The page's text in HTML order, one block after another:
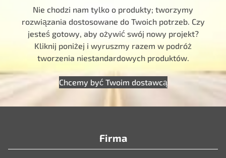
Nie chodzi nam tylko o produkty; tworzymy
rozwiązania dostosowane do Twoich potrzeb. Czy
jesteś gotowy, aby ożywić swój nowy projekt?
Kliknij poniżej i wyruszmy razem w podróż
tworzenia niestandardowych produktów.
Chcemy być Twoim dostawcą
Firma